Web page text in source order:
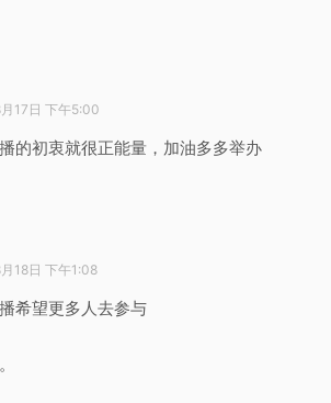
17日 下午5:00
的初衷就很正能量，加油多多举办
18日 下午1:08
希望更多人去参与